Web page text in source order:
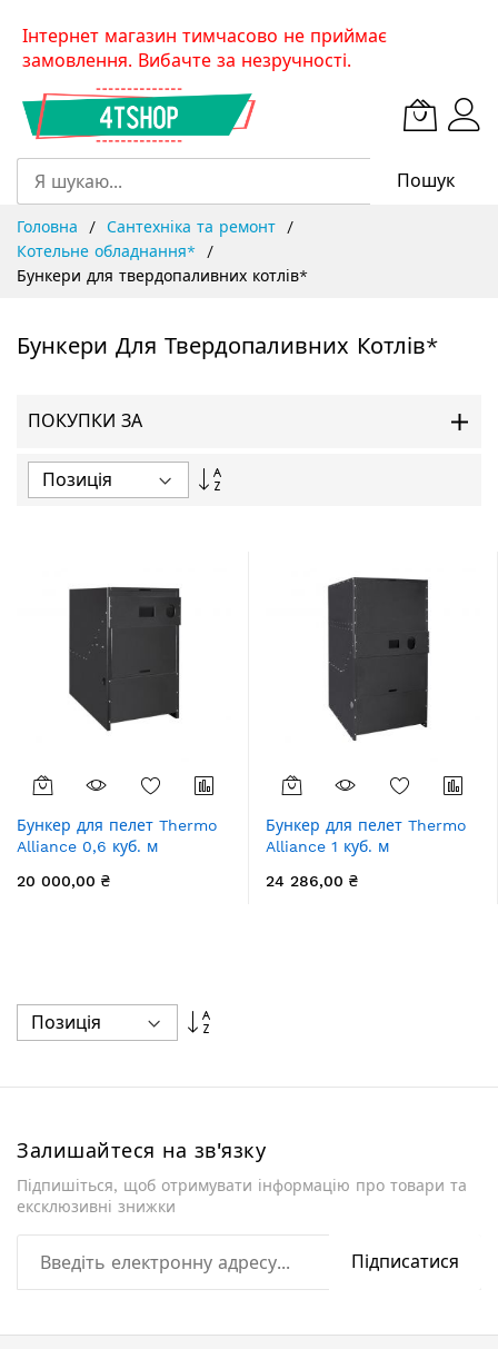
SkipІнтернет магазин тимчасово не приймає
замовлення. Вибачте за незручності.
Пошук
Головна
Сантехніка та ремонт
Котельне обладнання*
Бункери для твердопаливних котлів*
Бункери Для Твердопаливних Котлів*
ПОКУПКИ ЗА
Сортувати
Бункер для пелет Thermo
Alliance 0,6 куб. м
20 000,00 ₴
Бункер для пелет Thermo
Alliance 1 куб. м
24 286,00 ₴
Сортувати
Залишайтеся на зв'язку
Підпишіться, щоб отримувати інформацію про товари та
ексклюзивні знижки
Підписатися